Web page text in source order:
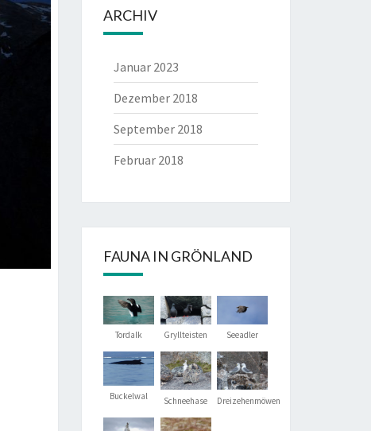
ARCHIV
Januar 2023
Dezember 2018
September 2018
Februar 2018
FAUNA IN GRÖNLAND
Tordalk Gryllteisten Seeadler
Buckelwal Schneehase Dreizehenmöwen